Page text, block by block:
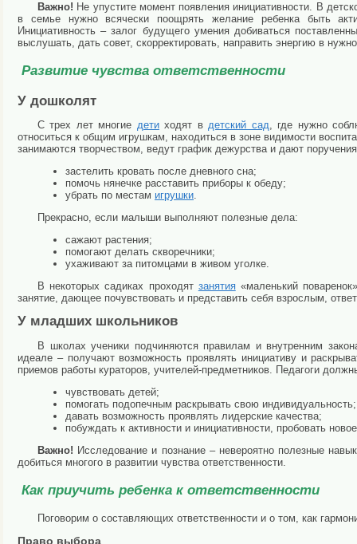
Важно! Не упустите момент появления инициативности. В
в семье нужно всячески поощрять желание ребенка быть
Инициативность – залог будущего умения добиваться
выслушать, дать совет, скорректировать, направить энергию в
Развитие чувства ответственности
У дошколят
С трех лет многие детиходят вдетский сад, где нужно
относиться к общим игрушкам, находиться в зоне видимости
занимаются творчеством, ведут график дежурства и дают
застелить кровать после дневного сна;
помочь нянечке расставить приборы к обеду;
убрать по местам игрушки.
Прекрасно, если малыши выполняют полезные дела:
сажают растения;
помогают делать скворечники;
ухаживают за питомцами в живом уголке.
В некоторых садиках проходят занятия«маленький
занятие, дающее почувствовать и представить себя взрослым,
У младших школьников
В школах ученики подчиняются правилам и внутренним
идеале – получают возможность проявлять инициативу и
приемов работы кураторов, учителей-предметников. Педагоги
чувствовать детей;
помогать подопечным раскрывать свою индивидуальность;
давать возможность проявлять лидерские качества;
побуждать к активности и инициативности, пробовать
Важно! Исследование и познание – невероятно полезные
добиться многого в развитии чувства ответственности.
Как приучить ребенка к ответственности
Поговорим о составляющих ответственности и о том, как
Право выбора